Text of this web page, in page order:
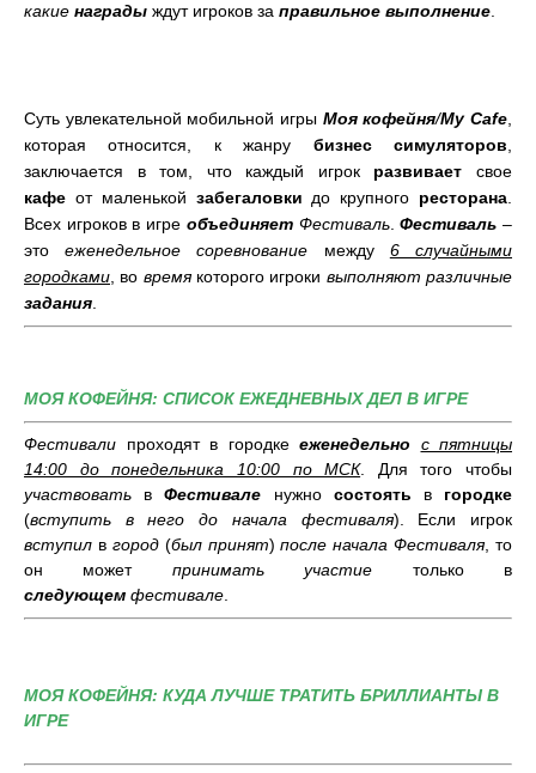
какие награды ждут игроков за правильное выполнение
Суть увлекательной мобильной игры Моя кофейня/My Cafe
которая относится, к жанру бизнес симуляторов
заключается в том, что каждый игрок развивает
свое
кафе от маленькой забегаловки до крупного ресторана
Всех игроков в игре объединяетФестиваль.Фестиваль –
этоеженедельное соревнование между 6 случайными
городками , во время которого игроки выполняют различные
задания
МОЯ КОФЕЙНЯ: СПИСОК ЕЖЕДНЕВНЫХ ДЕЛ В ИГРЕ
Фестивали проходят в городке еженедельно
с пятницы
14:00 до понедельника 10:00 по МСК. Для того чтобы
участвовать вФестивале нужно состоять вгородке
(вступить в него до начала фестиваля). Если игрок
вступил в город (был принят)после начала Фестиваля, то
он можетпринимать участие только в
следующем фестивале
МОЯ КОФЕЙНЯ: КУДА ЛУЧШЕ ТРАТИТЬ БРИЛЛИАНТЫ В
ИГРЕ